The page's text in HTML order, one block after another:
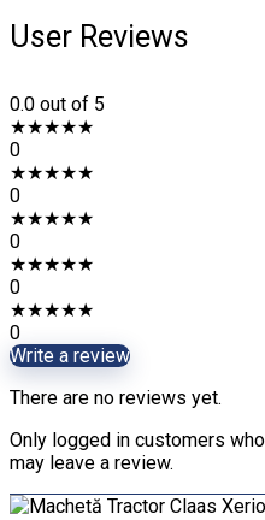
User Reviews
0.0 out of 5
★★★★★
0
★★★★★
0
★★★★★
0
★★★★★
0
★★★★★
0
Write a review
There are no reviews yet.
Only logged in customers
may leave a review.